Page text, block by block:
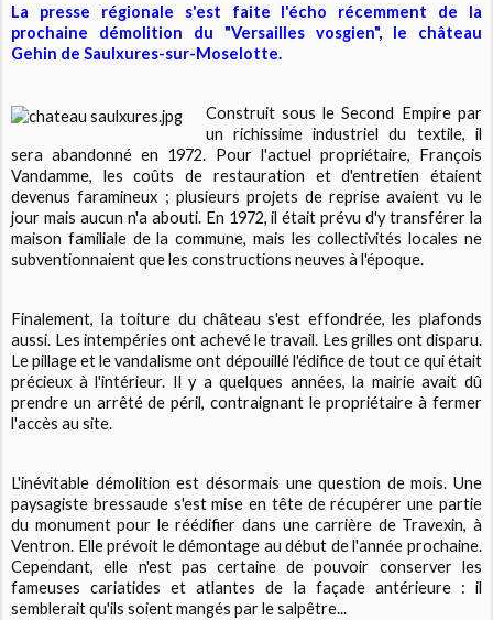
La presse régionale s'est faite l'écho récemment de la
prochaine démolition du "Versailles vosgien", le château
Gehin de Saulxures-sur-Moselotte.
Construit sous le Second Empire par
un richissime industriel du textile, il
sera abandonné en 1972. Pour l'actuel propriétaire, François
Vandamme, les coûts de restauration et d'entretien étaient
devenus faramineux ; plusieurs projets de reprise avaient vu le
jour mais aucun n'a abouti. En 1972, il était prévu d'y transférer la
maison familiale de la commune, mais les collectivités locales ne
subventionnaient que les constructions neuves à l'époque.
Finalement, la toiture du château s'est effondrée, les plafonds
aussi. Les intempéries ont achevé le travail. Les grilles ont disparu.
Le pillage et le vandalisme ont dépouillé l'édifice de tout ce qui était
précieux à l'intérieur. Il y a quelques années, la mairie avait dû
prendre un arrêté de péril, contraignant le propriétaire à fermer
l'accès au site.
L'inévitable démolition est désormais une question de mois. Une
paysagiste bressaude s'est mise en tête de récupérer une partie
du monument pour le réédifier dans une carrière de Travexin, à
Ventron. Elle prévoit le démontage au début de l'année prochaine.
Cependant, elle n'est pas certaine de pouvoir conserver les
fameuses cariatides et atlantes de la façade antérieure : il
semblerait qu'ils soient mangés par le salpêtre...